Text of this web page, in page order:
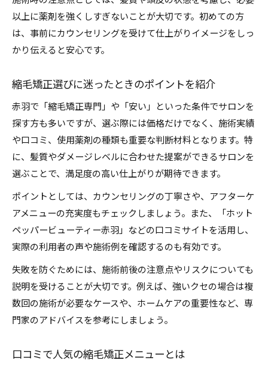
以上に薬剤を強くしすぎないことが大切です。初めての方
は、事前にカウンセリングを受けて仕上がりイメージをしっ
かり伝えると安心です。
縮毛矯正選びに迷ったときのポイントを紹介
赤羽で「縮毛矯正専門」や「安い」といった条件でサロンを
探す方も多いですが、選ぶ際には価格だけでなく、施術実績
や口コミ、使用薬剤の種類も重要な判断材料となります。特
に、髪質やダメージレベルに合わせた提案ができるサロンを
選ぶことで、満足度の高い仕上がりが期待できます。
ポイントとしては、カウンセリングの丁寧さや、アフターケ
アメニューの充実度もチェックしましょう。また、「ホット
ペッパービューティー赤羽」などの口コミサイトを活用し、
実際の利用者の声や施術例を確認するのも有効です。
失敗を防ぐためには、施術前後の注意点やリスクについても
説明を受けることが大切です。例えば、強いクセの場合は複
数回の施術が必要なケースや、ホームケアの重要性など、専
門家のアドバイスを参考にしましょう。
口コミで人気の縮毛矯正メニューとは